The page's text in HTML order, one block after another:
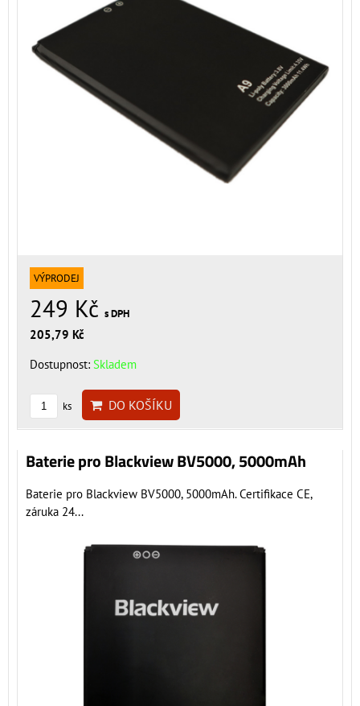
VÝPRODEJ
249 Kč s DPH
205,79 Kč
Dostupnost: Skladem
ks DO KOŠÍKU
Baterie pro Blackview BV5000, 5000mAh
Baterie pro Blackview BV5000, 5000mAh. Certifikace CE,
záruka 24...